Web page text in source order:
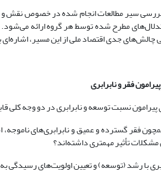
سیر مطالعات انجام شده در خصوص نقش و
مطرح شده توسط هر گروه ارائه می‌شود.
چالش‌های جدی اقتصاد ملی از این مسیر،
فقر و نابرابری
نسبت توسعه و نابرابری در دو وجه کلی
فقر گسترده و عمیق و نابرابری‌های
تأثیر مهمتری داشته‌اند؟
با رشد (توسعه) و تعیین اولویت‌های رسیدگی